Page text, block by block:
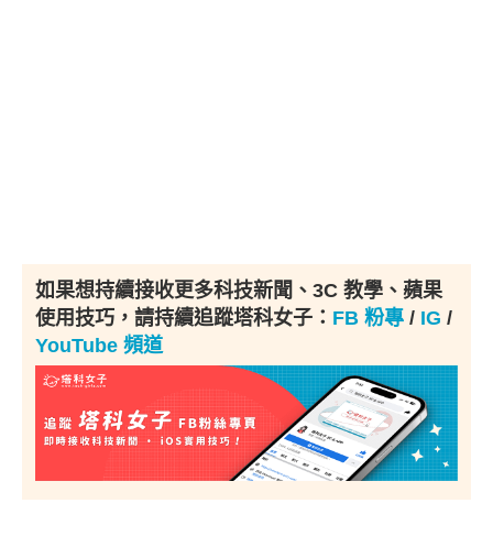
如果想持續接收更多科技新聞、3C 教學、蘋果
使用技巧，請持續追蹤塔科女子： FB 粉專 / IG /
YouTube 頻道